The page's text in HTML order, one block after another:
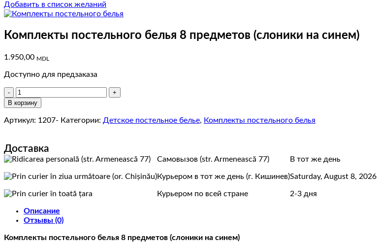
Добавить в список желаний
Комплекты постельного белья 8 предметов (слоники на синем)
1.950,00 MDL
Доступно для предзаказа
Количество
товара
Комплекты
постельного
предметов
(слоники
синем)
В корзину
Артикул: 1207- Категории: Детское постельное белье, Комплекты постельного белья
Доставка
Самовызов (str. Armenească 77) В тот же день
Курьером в тот же день (г. Кишинев)Saturday, August 8, 2026
Курьером по всей стране 2-3 дня
Описание
Отзывы (0)
Комплекты постельного белья 8 предметов (слоники на синем)